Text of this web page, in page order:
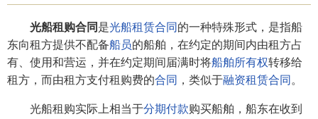
光船租购合同 是光船租赁合同 的一种特殊形式，是指船
东向租方提供不配备船员的船舶，在约定的期间内由租方占
有、使用和营运，并在约定期间届满时将船舶所有权转移给
租方，而由租方支付租购费的合同 ，类似于融资租赁合同 。
光船租购实际上相当于分期付款购买船舶，船东在收到